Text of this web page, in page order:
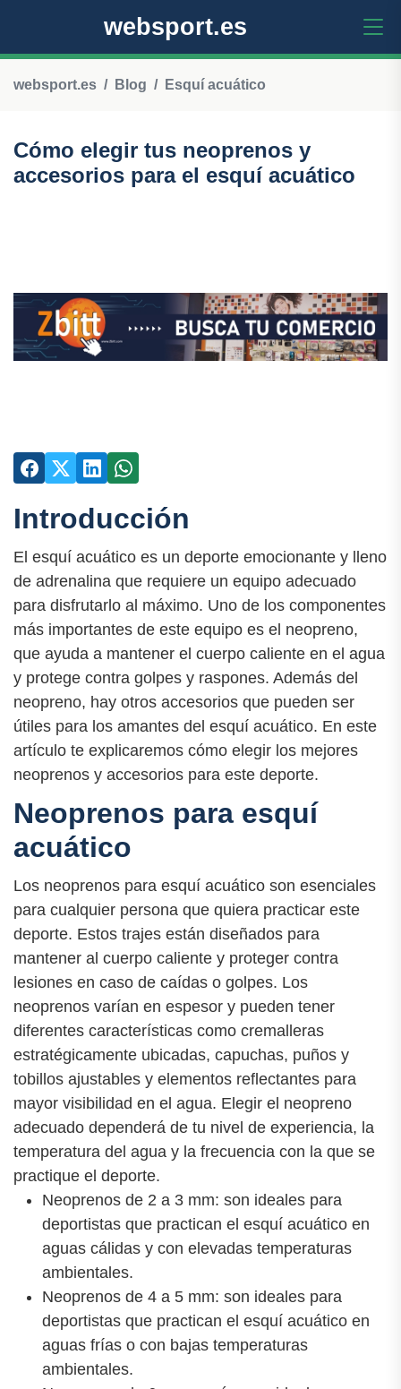
websport.es
websport.es Blog Esquí acuático
Cómo elegir tus neoprenos y
accesorios para el esquí acuático
Introducción
El esquí acuático es un deporte emocionante y lleno
de adrenalina que requiere un equipo adecuado
para disfrutarlo al máximo. Uno de los componentes
más importantes de este equipo es el neopreno,
que ayuda a mantener el cuerpo caliente en el agua
y protege contra golpes y raspones. Además del
neopreno, hay otros accesorios que pueden ser
útiles para los amantes del esquí acuático. En este
artículo te explicaremos cómo elegir los mejores
neoprenos y accesorios para este deporte.
Neoprenos para esquí
acuático
Los neoprenos para esquí acuático son esenciales
para cualquier persona que quiera practicar este
deporte. Estos trajes están diseñados para
mantener al cuerpo caliente y proteger contra
lesiones en caso de caídas o golpes. Los
neoprenos varían en espesor y pueden tener
diferentes características como cremalleras
estratégicamente ubicadas, capuchas, puños y
tobillos ajustables y elementos reflectantes para
mayor visibilidad en el agua. Elegir el neopreno
adecuado dependerá de tu nivel de experiencia, la
temperatura del agua y la frecuencia con la que se
practique el deporte.
Neoprenos de 2 a 3 mm: son ideales para
deportistas que practican el esquí acuático en
aguas cálidas y con elevadas temperaturas
ambientales.
Neoprenos de 4 a 5 mm: son ideales para
deportistas que practican el esquí acuático en
aguas frías o con bajas temperaturas
ambientales.